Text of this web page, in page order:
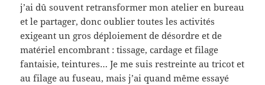
j’ai dû souvent retransformer mon atelier en bureau
et le partager, donc oublier toutes les activités
exigeant un gros déploiement de désordre et de
matériel encombrant : tissage, cardage et filage
fantaisie, teintures… Je me suis restreinte au tricot et
au filage au fuseau, mais j’ai quand même essayé